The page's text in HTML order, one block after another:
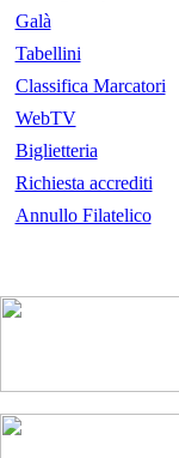
Galà
Tabellini
Classifica Marcatori
WebTV
Biglietteria
Richiesta accrediti
Annullo Filatelico